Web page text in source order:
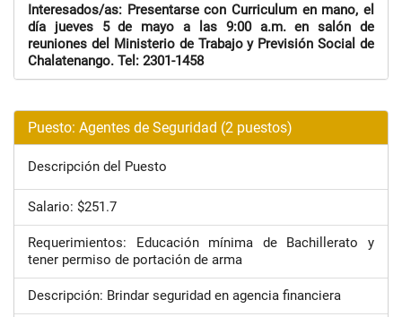
Interesados/as: Presentarse con Curriculum en mano, el
día jueves 5 de mayo a las 9:00 a.m. en salón de
reuniones del Ministerio de Trabajo y Previsión Social de
Chalatenango. Tel: 2301-1458
Puesto: Agentes de Seguridad (2 puestos)
Descripción del Puesto
Salario: $251.7
Requerimientos: Educación mínima de Bachillerato y
tener permiso de portación de arma
Descripción: Brindar seguridad en agencia financiera